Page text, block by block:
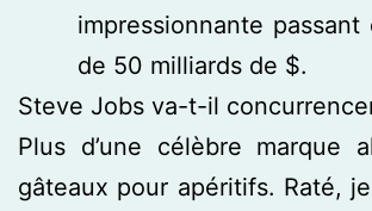
impressionnante
de 50 milliards de $.
Steve Jobs va-t-il
Plus d’une célèbre marque
gâteaux pour apéritifs. Raté,